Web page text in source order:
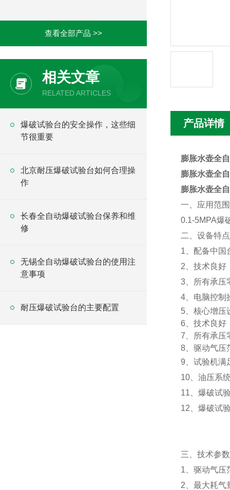
查看全部产品 >>
相关文章
RELATED ARTICLES
爆破试验台的安全操作，这些细
节很重要
北京耐压爆破试验台如何合理操
作
长春全自动爆破试验台保养和维
修
无锡全自动爆破试验台的使用注
意事项
耐压爆破试验台的主要配置
产品详情
膨胀水壶全
膨胀水壶全
膨胀水壶全
一、应用范
0.1-5MPA爆
二、设备特点
1、配备中国
2、技术良好
3、所有承压
4、电脑控制
5、核心增压
6、技术良好
7、所有承压
8、驱动气压
9、试验机满
10、油压系
11、爆破试
12、爆破试
三、技术参数
1、驱动气压
2、最大耗气